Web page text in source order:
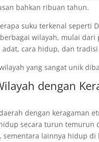
bahkan ribuan tahun.
suku terkenal seperti
wilayah, mulai
cara hidup, dan
yang sangat unik
dengan
dengan keragaman
secara turun
lainnya hidup di